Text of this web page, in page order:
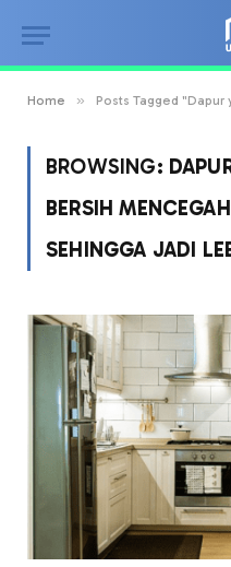
Home » Posts Tagged "Dapur yang rapi dan
BROWSING:
BERSIH
SEHINGGA JADI